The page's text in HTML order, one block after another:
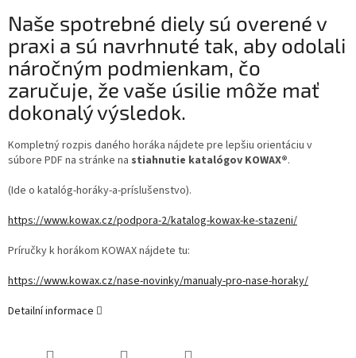
Naše spotrebné diely sú overené v
praxi a sú navrhnuté tak, aby odolali
náročným podmienkam, čo
zaručuje, že vaše úsilie môže mať
dokonalý výsledok.
Kompletný rozpis daného horáka nájdete pre lepšiu orientáciu v
súbore PDF na stránke na stiahnutie katalógov KOWAX®.
(Ide o katalóg-horáky-a-príslušenstvo).
https://www.kowax.cz/podpora-2/katalog-kowax-ke-stazeni/
Príručky k horákom KOWAX nájdete tu:
https://www.kowax.cz/nase-novinky/manualy-pro-nase-horaky/
Detailní informace